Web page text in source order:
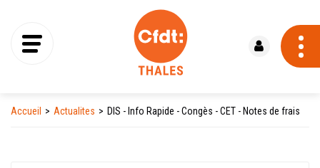
Accueil Actualites DIS - Info Rapide - Congès - CET - Notes de frais